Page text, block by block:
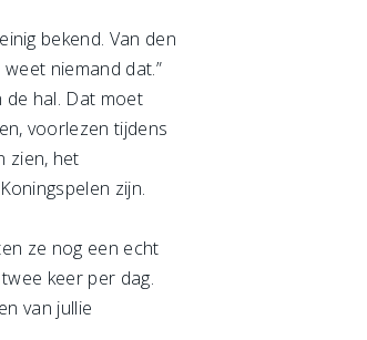
bekend. Van den
niemand dat.”
de hal. Dat moet
voorlezen tijdens
zien, het
zijn.
ze nog een echt
keer per dag.
van jullie